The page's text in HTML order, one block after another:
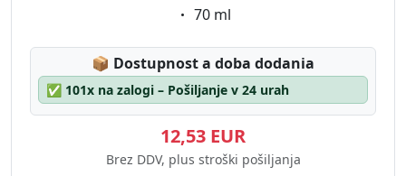
Eigenschaft:
70 ml
📦 Lagerstatus:
Dostupnost a doba dodania
✅ 101x na zalogi – Pošiljanje v 24 urah
12,53 EUR
Brez DDV, plus stroški pošiljanja